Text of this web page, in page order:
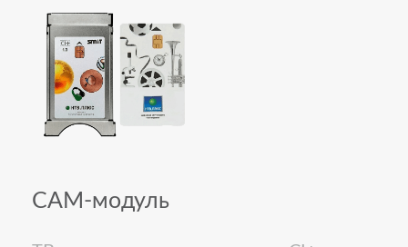
CAM-модуль